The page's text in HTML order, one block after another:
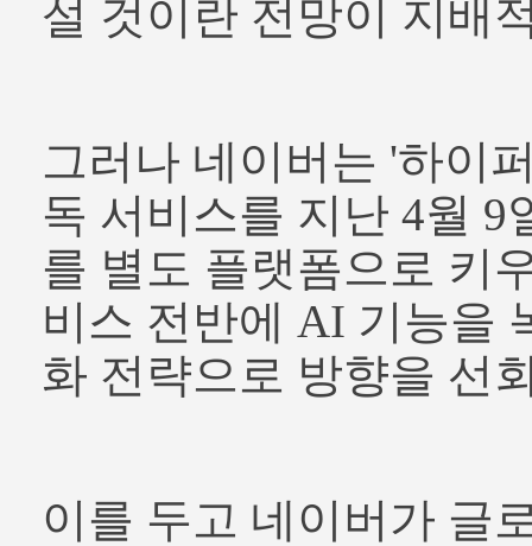
설 것이란 전망이 지배
그러나 네이버는 '하이
독 서비스를 지난 4월 9
를 별도 플랫폼으로 키
비스 전반에 AI 기능을
화 전략으로 방향을 선
이를 두고 네이버가 글